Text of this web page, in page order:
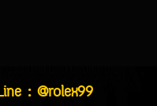
: @rolex99